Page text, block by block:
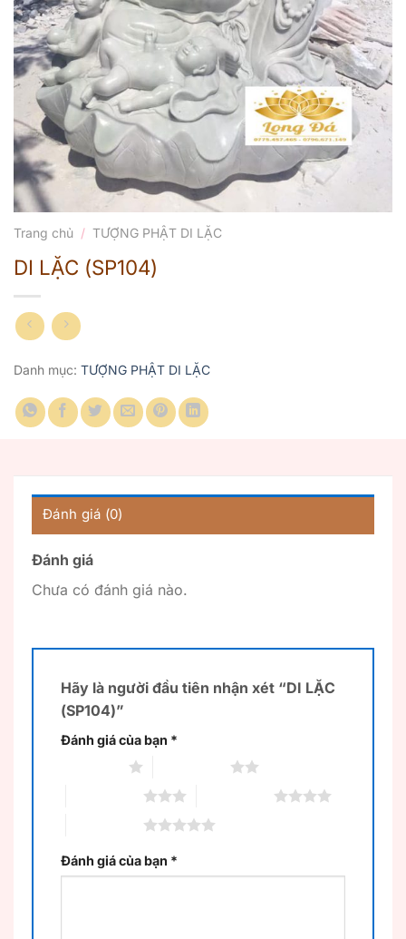
Trang chủ / TƯỢNG PHẬT DI LẶC
DI LẶC (SP104)
Danh mục: TƯỢNG PHẬT DI LẶC
Đánh giá (0)
Đánh giá
Chưa có đánh giá nào.
Hãy là người đầu tiên nhận xét “DI LẶC
(SP104)”
Đánh giá của bạn *
Đánh giá của bạn *